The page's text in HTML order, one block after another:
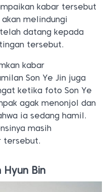
kabar tersebut
melindungi
datang kepada
tersebut.
kabar
Son Ye Jin juga
ketika foto Son Ye
agak menonjol dan
ia sedang hamil.
masih
tersebut.
Hyun Bin